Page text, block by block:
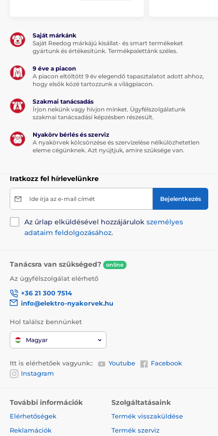
Az adókészülék szélessége 6,7 cm,
A termék előnyei:
Nagyon kicsi vevőegység
Megvilágított LCD kijelző az adókészüléken
Lehetőség 100 impulzusszint beállítására
Lehetőség 2 kutya egyidejű kiképzésére
Hatótáv 800 méter
Lehetőség az adókészülék színes burkolatának
Lehetőség a nyakörv színének megváltoztatására
2 hosszúságú elektróda a csomagban
A termék hátrányai:
nem rendelkezik hangjelzéssel
A csomag tartalma:
Vevőegység
Adókészülék
Rövid elektródák
Állítható nyakörv
Kettős töltő
Saját márkánk
Saját Reedog márkájú kisállat- és smart termékeket
gyártunk és értékesítünk. Termékpalettánk széles.
9 éve a piacon
A piacon eltöltött 9 év elegendő tapasztalatot adott ahhoz,
hogy elsők közé tartozzunk a világpiacon.
Szakmai tanácsadás
Írjon nekünk vagy hívjon minket. Ügyfélszolgálatunk
szakmai tanácsadási képzésben részesült.
Nyakörv bérlés és szerviz
A nyakörvek kölcsönzése és szervizelése nélkülözhetetlen
eleme cégünknek. Azt nyújtjuk, amire szüksége van.
Iratkozz fel hírlevelünkre
Ide írja az e-mail címét Bejelentkezés
Az űrlap elküldésével hozzájárulok személyes
adataim feldolgozásához.
Tanácsra van szükséged? online
Az ügyfélszolgálat elérhető
+36 21 300 7514
info@elektro-nyakorvek.hu
Hol találsz bennünket
Magyar
Itt is elérhetőek vagyunk:: Youtube
Facebook
Instagram
További információk
Elérhetőségek
Reklamációk
Szolgáltatásaink
Termék visszaküldése
Termék szerviz